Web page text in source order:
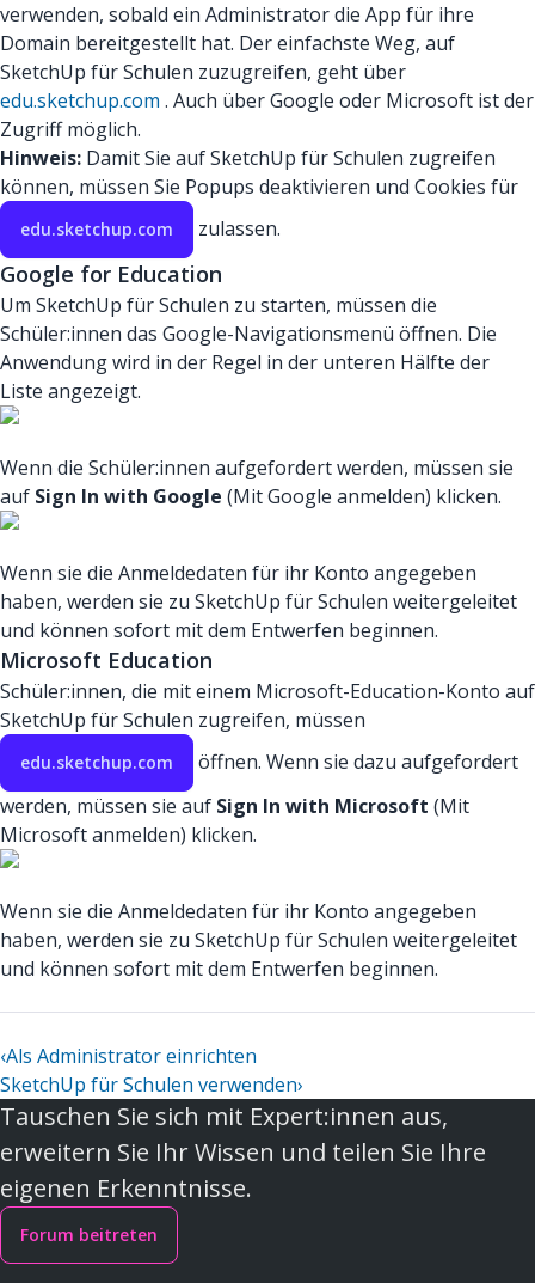
verwenden, sobald ein Administrator die App für ihre
Domain bereitgestellt hat. Der einfachste Weg, auf
SketchUp für Schulen zuzugreifen, geht über
edu.sketchup.com . Auch über Google oder Microsoft ist der
Zugriff möglich.
Hinweis: Damit Sie auf SketchUp für Schulen zugreifen
können, müssen Sie Popups deaktivieren und Cookies für
edu.sketchup.com zulassen.
Google for Education
Um SketchUp für Schulen zu starten, müssen die
Schüler:innen das Google-Navigationsmenü öffnen. Die
Anwendung wird in der Regel in der unteren Hälfte der
Liste angezeigt.
Wenn die Schüler:innen aufgefordert werden, müssen sie
auf Sign In with Google (Mit Google anmelden) klicken.
Wenn sie die Anmeldedaten für ihr Konto angegeben
haben, werden sie zu SketchUp für Schulen weitergeleitet
und können sofort mit dem Entwerfen beginnen.
Microsoft Education
Schüler:innen, die mit einem Microsoft-Education-Konto auf
SketchUp für Schulen zugreifen, müssen
edu.sketchup.com
öffnen. Wenn sie dazu aufgefordert
werden, müssen sie auf Sign In with Microsoft (Mit
Microsoft anmelden) klicken.
Wenn sie die Anmeldedaten für ihr Konto angegeben
haben, werden sie zu SketchUp für Schulen weitergeleitet
und können sofort mit dem Entwerfen beginnen.
‹Als Administrator einrichten
SketchUp für Schulen verwenden›
Tauschen Sie sich mit Expert:innen aus,
erweitern Sie Ihr Wissen und teilen Sie Ihre
eigenen Erkenntnisse.
Forum beitreten